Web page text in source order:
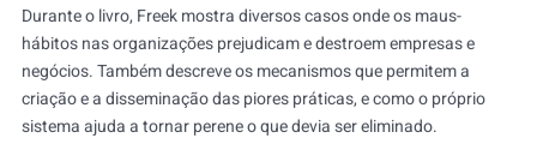
Durante o livro, Freek mostra diversos casos onde os maus-
hábitos nas organizações prejudicam e destroem empresas e
negócios. Também descreve os mecanismos que permitem a
criação e a disseminação das piores práticas, e como o próprio
sistema ajuda a tornar perene o que devia ser eliminado.